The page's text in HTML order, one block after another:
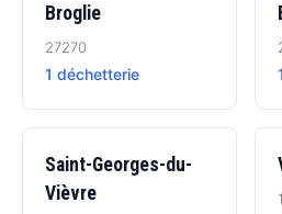
Broglie
27270
1 déchetterie
Saint-Georges-du-
Vièvre